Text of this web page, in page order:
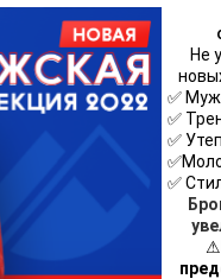
Не
✅
✅
✅
✅